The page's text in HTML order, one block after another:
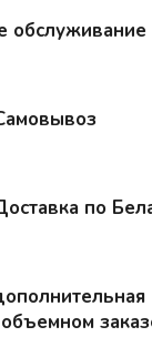
обслуживание
по